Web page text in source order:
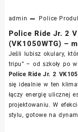
admin Police
Police Ride Jr. 2
(VK1050WTG) –
Jeśli lubisz okulary,
tripu” – od szkoły po
Police Ride Jr. 2
się idealnie w ten
łączy energię ulicznej
projektowaniu. W
stylu, gotowe na